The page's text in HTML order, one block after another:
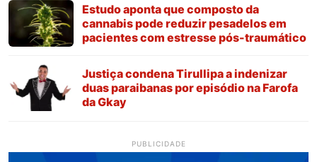
Estudo aponta que composto da
cannabis pode reduzir pesadelos em
pacientes com estresse pós-traumático
Justiça condena Tirullipa a indenizar
duas paraibanas por episódio na Farofa
da Gkay
PUBLICIDADE